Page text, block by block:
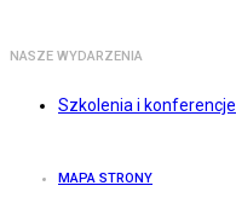
NASZE WYDARZENIA
Szkolenia i konferencje
MAPA STRONY